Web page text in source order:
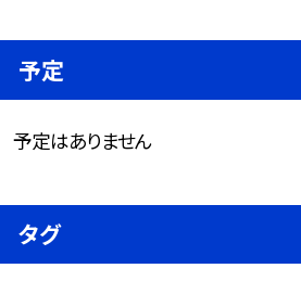
予定
予定はありません
タグ